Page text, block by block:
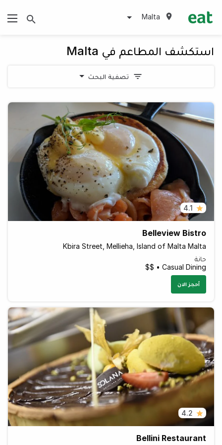
Malta
استكشف المطاعم في Malta
تصفية البحث
4.1
Belleview Bistro
Kbira Street, Mellieha, Island of Malta Malta
حانة
Casual Dining • $$
أحجز الان
4.2
Bellini Restaurant